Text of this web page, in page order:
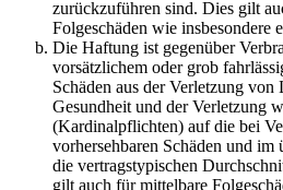
zurückzuführen sind. Dies gilt
Folgeschäden wie insbesondere
Die Haftung ist gegenüber
vorsätzlichem oder grob
Schäden aus der Verletzung
Gesundheit und der Verletzung
(Kardinalpflichten) auf die bei
vorhersehbaren Schäden und
die vertragstypischen
gilt auch für mittelbare